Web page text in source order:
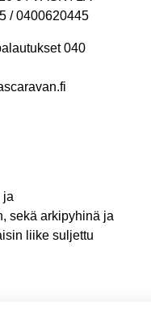
/ 0400620445
040
ja
sekä arkipyhinä ja
liike suljettu